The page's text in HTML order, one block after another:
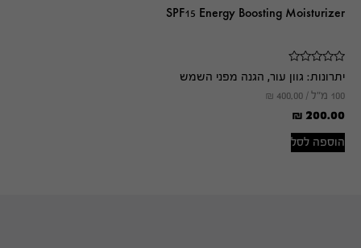
SPF15 Energy Boosting Moisturizer
יתרונות: גוון עור, הגנה מפני השמש
100 מ"ל / ₪ 400.00
₪ 200.00
הוספה לסל